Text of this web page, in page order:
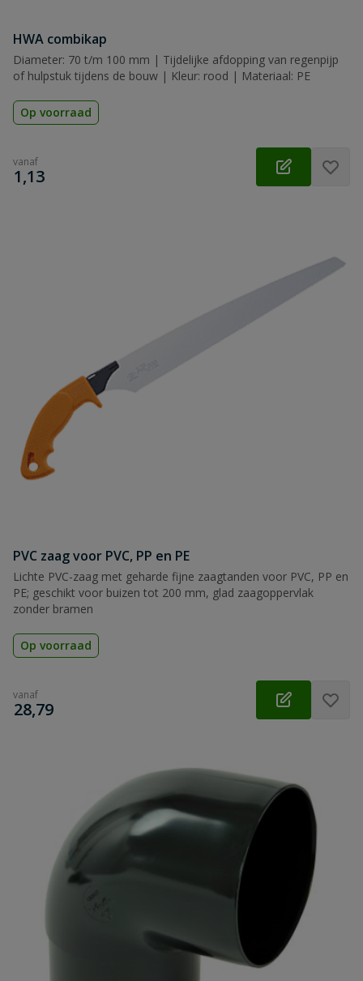
HWA combikap
Diameter: 70 t/m 100 mm | Tijdelijke afdopping van regenpijp
of hulpstuk tijdens de bouw | Kleur: rood | Materiaal: PE
Op voorraad
vanaf
€
1,13
PVC zaag voor PVC, PP en PE
Lichte PVC-zaag met geharde fijne zaagtanden voor PVC, PP en
PE; geschikt voor buizen tot 200 mm, glad zaagoppervlak
zonder bramen
Op voorraad
vanaf
€
28,79